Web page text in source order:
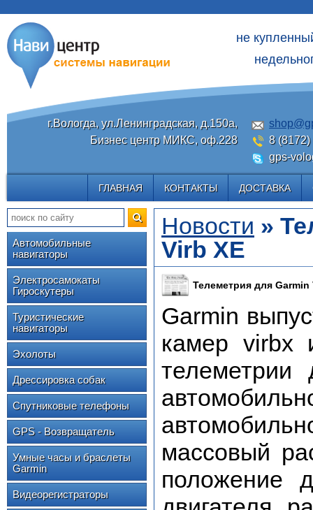
не
г.Вологда, ул.Ленинградская, д.150а,
Бизнес центр МИКС, оф.228
8 (8172)
gps-
ГЛАВНАЯ КОНТАКТЫ ДОСТАВКА
Автомобильные
навигаторы
Электросамокаты
Гироскутеры
Туристические
навигаторы
Эхолоты
Дрессировка собак
Спутниковые телефоны
GPS - Возвращатель
Умные часы и браслеты
Garmin
Видеорегистраторы
Новости »
Virb XE
Телеметрия для Garmin
Garmin
камер virbx
телеметрии
массовый
положение